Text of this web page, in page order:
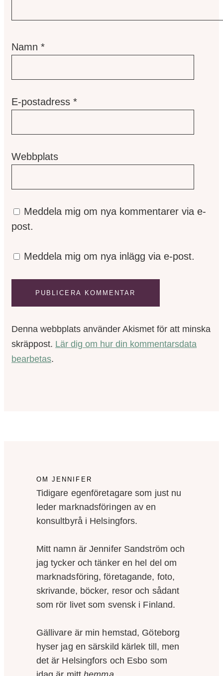
Namn *
E-postadress *
Webbplats
Meddela mig om nya kommentarer via e-
post.
Meddela mig om nya inlägg via e-post.
Denna webbplats använder Akismet för att minska
skräppost. Lär dig om hur din kommentarsdata
bearbetas.
OM JENNIFER
Tidigare egenföretagare som just nu
leder marknadsföringen av en
konsultbyrå i Helsingfors.
Mitt namn är Jennifer Sandström och
jag tycker och tänker en hel del om
marknadsföring, företagande, foto,
skrivande, böcker, resor och sådant
som rör livet som svensk i Finland.
Gällivare är min hemstad, Göteborg
hyser jag en särskild kärlek till, men
det är Helsingfors och Esbo som